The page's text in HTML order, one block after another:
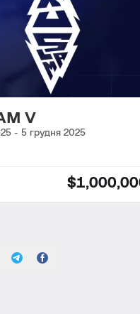
V
- 5 грудня 2025